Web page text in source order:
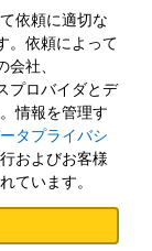
依頼に適切な
。依頼によって
社、
プロバイダとデ
情報を管理す
タプライバシ
およびお客様
ています。